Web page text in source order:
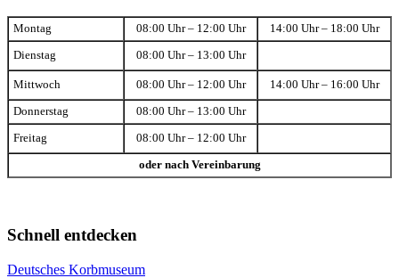
Montag 08:00 Uhr – 12:00 Uhr 14:00 Uhr – 18:00 Uhr
Dienstag 08:00 Uhr – 13:00 Uhr
Mittwoch 08:00 Uhr – 12:00 Uhr 14:00 Uhr – 16:00 Uhr
Donnerstag 08:00 Uhr – 13:00 Uhr
Freitag 08:00 Uhr – 12:00 Uhr
oder nach Vereinbarung
Schnell entdecken
Deutsches Korbmuseum